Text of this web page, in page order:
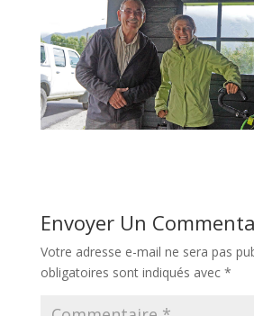
Envoyer Un
Votre adresse e-mail ne sera pas
obligatoires sont indiqués avec *